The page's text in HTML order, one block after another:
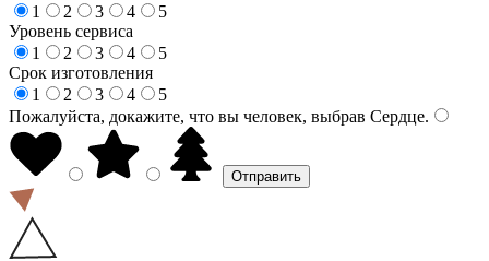
1
2 3 4
5
Уровень сервиса
1
2 3 4
5
Срок изготовления
1
2 3 4
5
Пожалуйста, докажите, что вы человек, выбрав Сердце.